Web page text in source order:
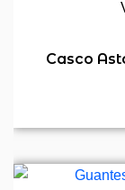
Casco